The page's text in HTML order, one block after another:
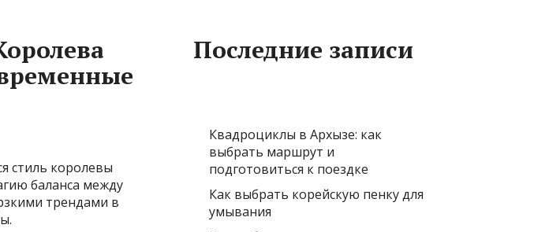
стиль королевы
баланса между
трендами в
Последние записи
Квадроциклы в Архызе: как
выбрать маршрут и
подготовиться к поездке
Как выбрать корейскую пенку для
умывания